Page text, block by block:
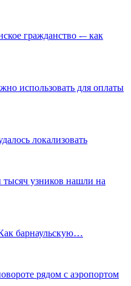
гражданство -– как
использовать для оплаты
локализовать
тысяч узников нашли на
барнаульскую…
рядом с аэропортом